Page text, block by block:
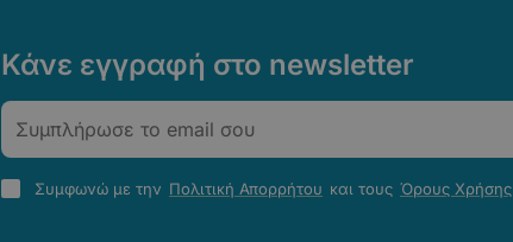
Κάνε εγγραφή στο newsletter
Πολιτική
Συμφωνώ με την Πολιτική Απορρήτου και τους Όρους Χρήσης